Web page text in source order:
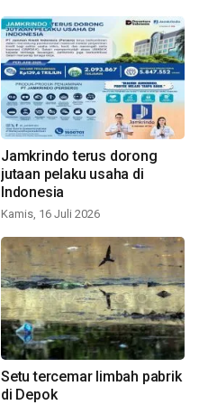
Jamkrindo terus dorong
jutaan pelaku usaha di
Indonesia
Kamis, 16 Juli 2026
Setu tercemar limbah pabrik
di Depok